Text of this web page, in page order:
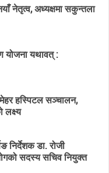
नेतृत्व, अध्यक्षमा सकुन्तला
योजना यथावत् :
मेहर हस्पिटल सञ्चालन,
लक्ष्य
निर्देशक डा. रोजी
सदस्य सचिव नियुक्त